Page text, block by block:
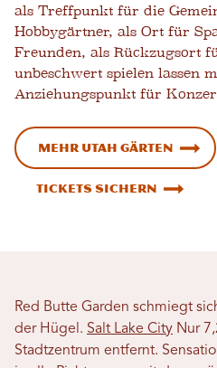
als Treffpunkt für die
Hobbygärtner, als Ort für
Freunden, als Rückzugsort
unbeschwert spielen lassen
Anziehungspunkt für
Mehr Utah Gärten
Tickets sichern
Red Butte Garden schmiegt
der Hügel. Salt Lake City Nur
Stadtzentrum entfernt.